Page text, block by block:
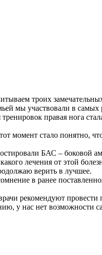
троих
мы участвовали в
правая нога
момент стало
БАС – боковой
лечения от этой
верить в лучшее.
в ранее
рекомендуют
у нас нет возможности